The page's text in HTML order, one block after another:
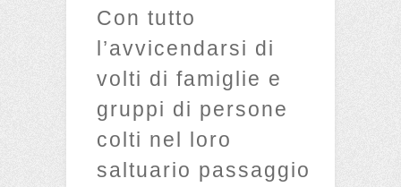
Con tutto
l’avvicendarsi di
volti di famiglie e
gruppi di persone
colti nel loro
saltuario passaggio